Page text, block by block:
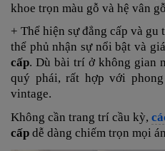
khoe trọn màu gỗ và hệ vân
+ Thể hiện sự đẳng cấp và
thể phủ nhận sự nổi bật và
cấp. Dù bài trí ở không gian
quý phái, rất hợp với
vintage.
Không cần trang trí cầu kỳ,
cấp dễ dàng chiếm trọn mọi